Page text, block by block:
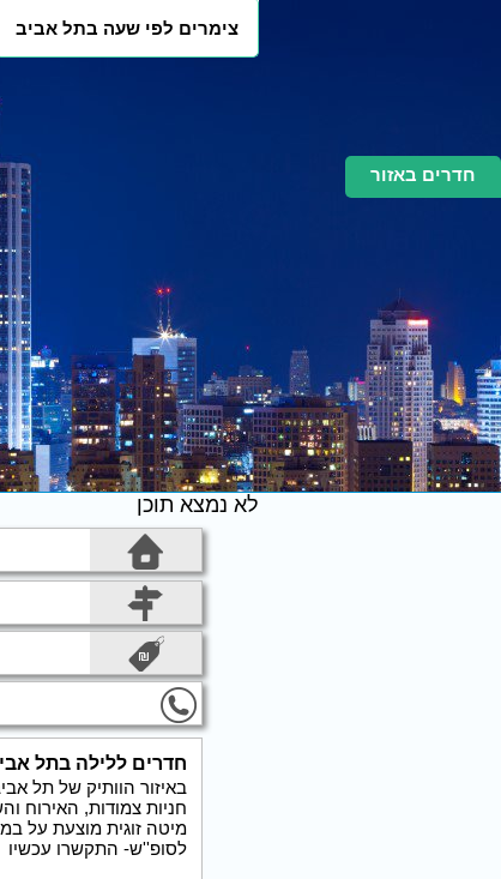
חדרים באזור
צימרים לפי שעה בתל אביב
לא נמצא תוכן
חדרים ללילה בתל
מיטה זוגית מוצעת על
לסופ''ש- התקשרו עכשיו